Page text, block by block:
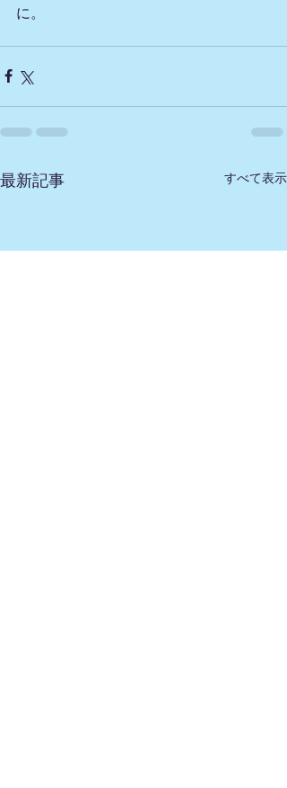
に。
最新記事 すべて表示